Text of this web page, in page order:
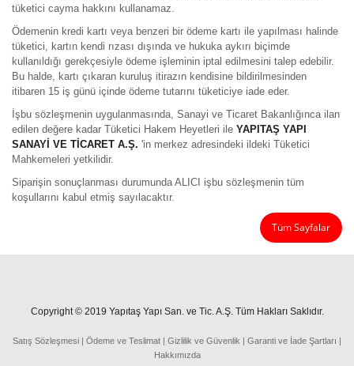
tüketici cayma hakkını kullanamaz.
Ödemenin kredi kartı veya benzeri bir ödeme kartı ile yapılması halinde
tüketici, kartın kendi rızası dışında ve hukuka aykırı biçimde
kullanıldığı gerekçesiyle ödeme işleminin iptal edilmesini talep edebilir.
Bu halde, kartı çıkaran kuruluş itirazın kendisine bildirilmesinden
itibaren 15 iş günü içinde ödeme tutarını tüketiciye iade eder.
İşbu sözleşmenin uygulanmasında, Sanayi ve Ticaret Bakanlığınca ilan
edilen değere kadar Tüketici Hakem Heyetleri ile YAPITAŞ YAPI
SANAYİ VE TİCARET A.Ş. 'in merkez adresindeki ildeki Tüketici
Mahkemeleri yetkilidir.
Siparişin sonuçlanması durumunda ALICI işbu sözleşmenin tüm
koşullarını kabul etmiş sayılacaktır.
Tüm Sayfalar
Copyright © 2019 Yapıtaş Yapı San. ve Tic. A.Ş. Tüm Hakları Saklıdır.
Satış Sözleşmesi | Ödeme ve Teslimat | Gizlilik ve Güvenlik | Garanti ve İade Şartları |
Hakkımızda